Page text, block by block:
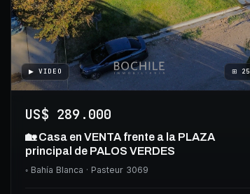
⊞ 25
▶ VIDEO
US$ 289.000
🏡 Casa en VENTA frente a la PLAZA
principal de PALOS VERDES
◦ Bahía Blanca · Pasteur 3069